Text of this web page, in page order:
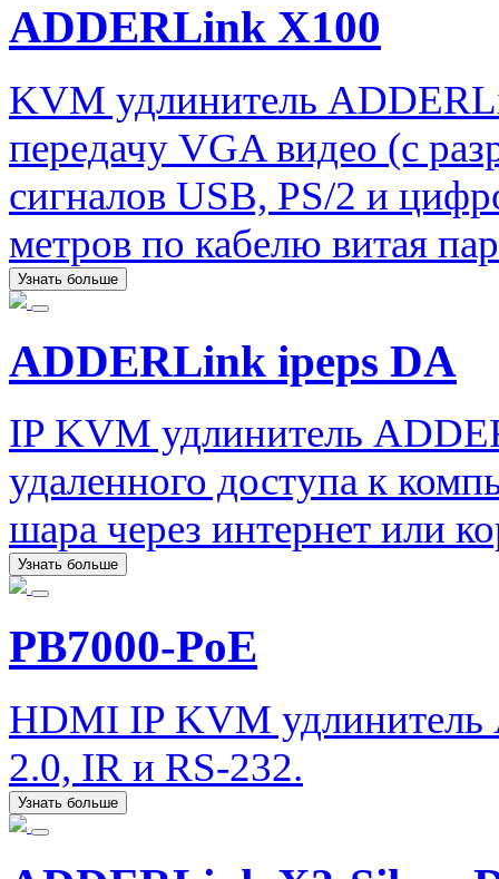
ADDERLink X100
KVM удлинитель
передачу VGA видео (с
сигналов USB, PS/2 и
метров по кабелю витая
Узнать больше
ADDERLink ipeps DA
IP KVM удлинитель
удаленного доступа к
шара через интернет или
Узнать больше
PB7000-PoE
HDMI IP KVM удлинитель
2.0, IR и RS-232.
Узнать больше